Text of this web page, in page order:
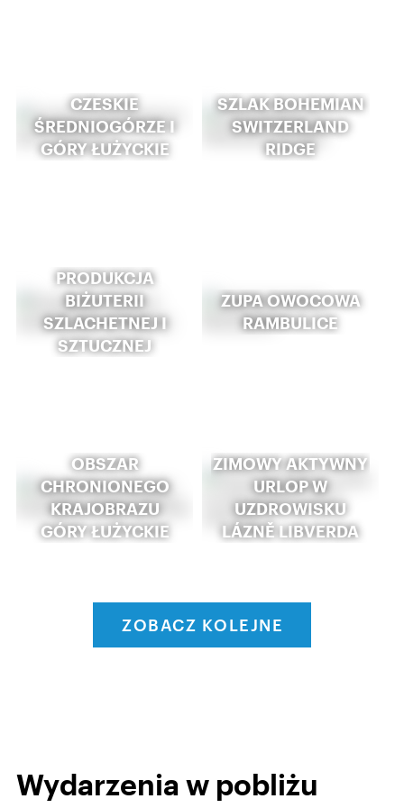
CZESKIE
ŚREDNIOGÓRZE I
GÓRY ŁUŻYCKIE
SZLAK BOHEMIAN
SWITZERLAND
RIDGE
PRODUKCJA
BIŻUTERII
SZLACHETNEJ I
SZTUCZNEJ
ZUPA OWOCOWA
RAMBULICE
OBSZAR
CHRONIONEGO
KRAJOBRAZU
GÓRY ŁUŻYCKIE
ZIMOWY AKTYWNY
URLOP W
UZDROWISKU
LÁZNĚ LIBVERDA
ZOBACZ KOLEJNE
Wydarzenia w pobliżu